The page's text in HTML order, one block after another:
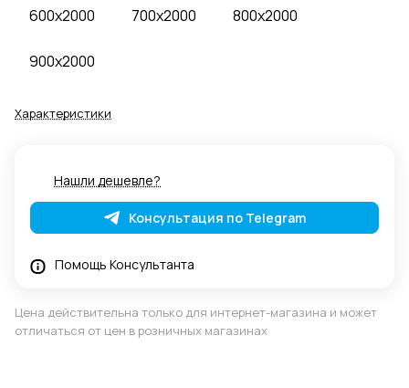
600x2000 700x2000 800x2000
900x2000
Характеристики
Нашли дешевле?
Консультация по Telegram
Помощь Консультанта
Цена действительна только для интернет-магазина и может
отличаться от цен в розничных магазинах